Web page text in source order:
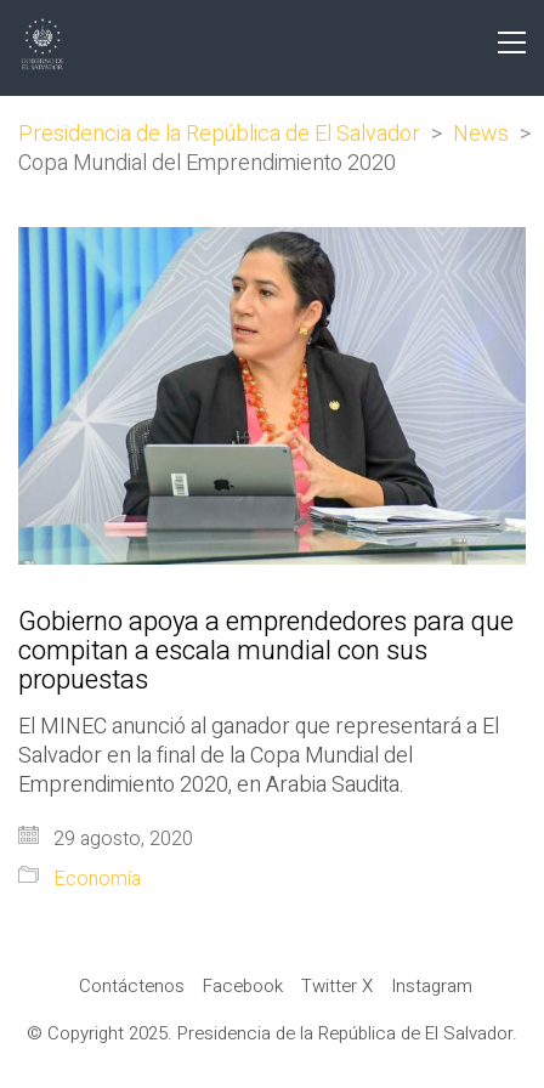
Presidencia de la República de El Salvador > News >
Copa Mundial del Emprendimiento 2020
Gobierno apoya a emprendedores para que
compitan a escala mundial con sus
propuestas
El MINEC anunció al ganador que representará a El
Salvador en la final de la Copa Mundial del
Emprendimiento 2020, en Arabia Saudita.
29 agosto, 2020
Economía
Contáctenos Facebook Twitter X
Instagram
© Copyright 2025. Presidencia de la República de El Salvador.